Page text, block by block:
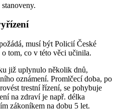
musí být Policií České
tom, co v této věci učinila.
již uplynulo několik dnů,
oznámení. Promlčecí doba, po
trestní řízení, se pohybuje
na zdraví je např. délka
zákoníkem na dobu 5 let.